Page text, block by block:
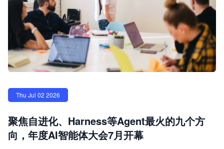
Thu Jul 02 2026
聚焦自进化、Harness等Agent最火的九个方
向，年度AI智能体大会7月开幕